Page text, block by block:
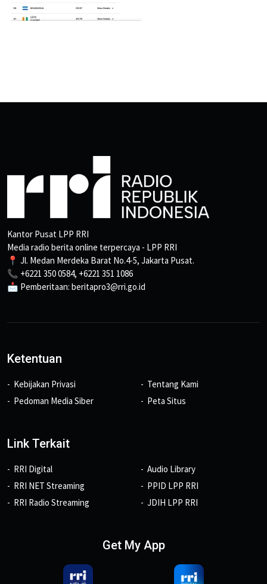
Kantor Pusat LPP RRI
Media radio berita online terpercaya - LPP RRI
📍 Jl. Medan Merdeka Barat No.4-5, Jakarta Pusat.
📞 +6221 350 0584, +6221 351 1086
📩 Pemberitaan: beritapro3@rri.go.id
Ketentuan
Kebijakan Privasi
Pedoman Media Siber
Tentang Kami
Peta Situs
Link Terkait
RRI Digital
RRI NET Streaming
RRI Radio Streaming
Audio Library
PPID LPP RRI
JDIH LPP RRI
Get My App